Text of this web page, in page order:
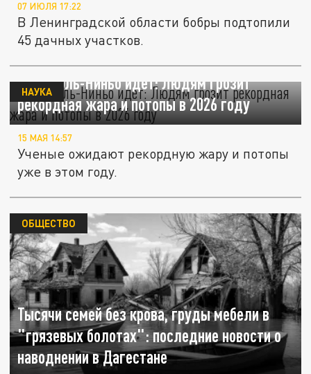
07 ИЮЛЯ 17:22
В Ленинградской области бобры подтопили
45 дачных участков.
Супер-Эль-Ниньо идет: Людям грозит
рекордная жара и потопы в 2026 году
НАУКА
15 МАЯ 14:57
Ученые ожидают рекордную жару и потопы
уже в этом году.
Тысячи семей без крова, груды мебели в
"грязевых болотах": последние новости о
наводнении в Дагестане
ОБЩЕСТВО